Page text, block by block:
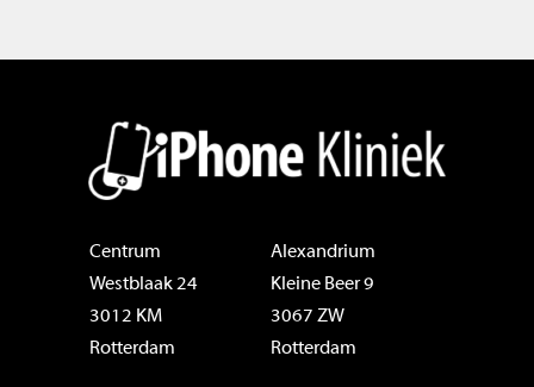
Centrum
Westblaak 24
3012 KM
Rotterdam
Alexandrium
Kleine Beer 9
3067 ZW
Rotterdam